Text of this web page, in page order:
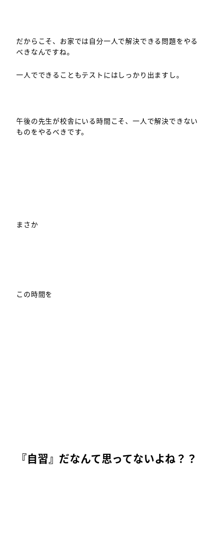
だからこそ、お家では自分一人で解決できる問題をやる
べきなんですね。
一人でできることもテストにはしっかり出ますし。
午後の先生が校舎にいる時間こそ、一人で解決できない
ものをやるべきです。
まさか
この時間を
『自習』だなんて思ってないよね？？